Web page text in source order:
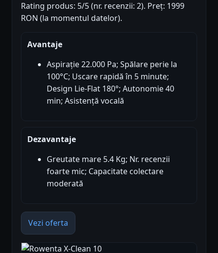
Rating produs: 5/5 (nr. recenzii: 2). Preț: 1999
RON (la momentul datelor).
Avantaje
Aspirație 22.000 Pa; Spălare perie la
100°C; Uscare rapidă în 5 minute;
Design Lie-Flat 180°; Autonomie 40
min; Asistență vocală
Dezavantaje
Greutate mare 5.4 Kg; Nr. recenzii
foarte mic; Capacitate colectare
moderată
Vezi oferta